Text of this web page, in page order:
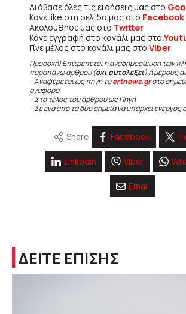
Διάβασε όλες τις ειδήσεις μας στο
Κάνε like στη σελίδα μας στο Facebook
Ακολούθησε μας στο Twitter
Κάνε εγγραφή στο κανάλι μας στο
Γίνε μέλος στο κανάλι μας στο Viber
Προσοχή! Επιτρέπεται η αναδημοσίευση των
παραπάνω άρθρου (όχι αυτολεξεί) ή μέρους
– Αναφέρεται ως πηγή τοertnews.grστο
αναφορά.
– Στο τέλος του άρθρου ως Πηγή
– Σε ένα από τα δύο σημεία να υπάρχει ενεργός
Share Facebook
Linkedin Viber
Email
ΔΕΙΤΕ ΕΠΙΣΗΣ